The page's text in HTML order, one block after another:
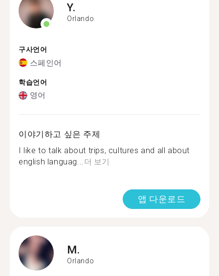
Y.
Orlando
구사언어
스페인어
학습언어
영어
이야기하고 싶은 주제
I like to talk about trips, cultures and all about
english languag...더 보기
앱 다운로드
M.
Orlando